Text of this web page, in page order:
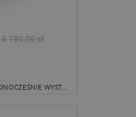
6 190,00 zł
TA NIEWYSOKA KOMODA JEST JEDNOCZEŚNIE WYSTARCZAJĄCO DŁUGA, ABY USTAWIĆ NA NIEJ POTĘŻNY EKRAN.